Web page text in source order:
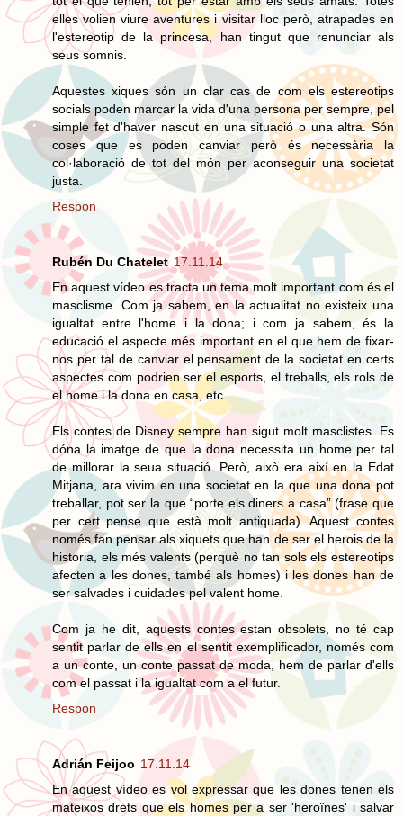
elles volien viure aventures i visitar lloc però, atrapades en
l'estereotip de la princesa, han tingut que renunciar als
seus somnis.
Aquestes xiques són un clar cas de com els estereotips
socials poden marcar la vida d'una persona per sempre, pel
simple fet d'haver nascut en una situació o una altra. Són
coses que es poden canviar però és necessària la
col·laboració de tot del món per aconseguir una societat
justa.
Respon
Rubén Du Chatelet 17.11.14
En aquest vídeo es tracta un tema molt important com és el
masclisme. Com ja sabem, en la actualitat no existeix una
igualtat entre l'home i la dona; i com ja sabem, és la
educació el aspecte més important en el que hem de fixar-
nos per tal de canviar el pensament de la societat en certs
aspectes com podrien ser el esports, el treballs, els rols de
el home i la dona en casa, etc.
Els contes de Disney sempre han sigut molt masclistes. Es
dóna la imatge de que la dona necessita un home per tal
de millorar la seua situació. Però, això era així en la Edat
Mitjana, ara vivim en una societat en la que una dona pot
treballar, pot ser la que “porte els diners a casa” (frase que
per cert pense que està molt antiquada). Aquest contes
només fan pensar als xiquets que han de ser el herois de la
historia, els més valents (perquè no tan sols els estereotips
afecten a les dones, també als homes) i les dones han de
ser salvades i cuidades pel valent home.
Com ja he dit, aquests contes estan obsolets, no té cap
sentit parlar de ells en el sentit exemplificador, només com
a un conte, un conte passat de moda, hem de parlar d'ells
com el passat i la igualtat com a el futur.
Respon
Adrián Feijoo 17.11.14
En aquest vídeo es vol expressar que les dones tenen els
mateixos drets que els homes per a ser 'heroïnes' i salvar